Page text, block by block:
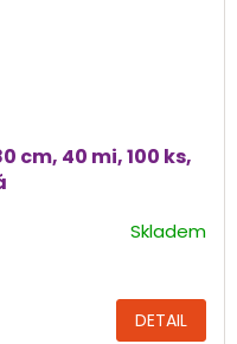
cm, 40 mi, 100 ks,
Skladem
DETAIL